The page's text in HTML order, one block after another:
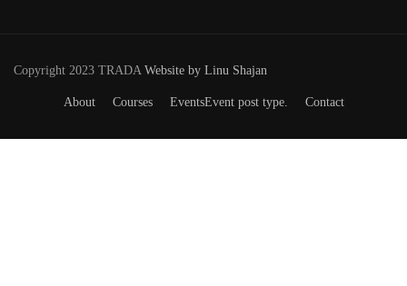
Copyright 2023 TRADA Website by Linu Shajan
About Courses EventsEvent post type. Contact